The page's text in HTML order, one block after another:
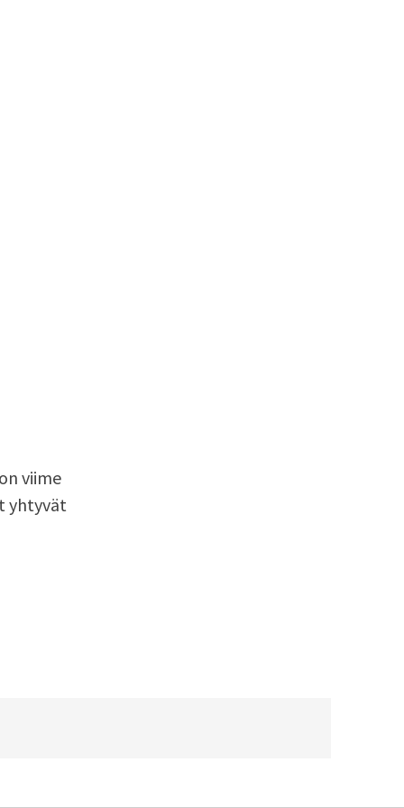
viime
yhtyvät